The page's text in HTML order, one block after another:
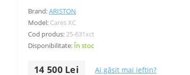
Brand:ARISTON
Model: Cares XC
Cod produs:25-631xct
Disponibilitate:În stoc
14 500 Lei Ai găsit mai ieftin?